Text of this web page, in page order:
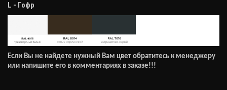
L - Гофр
Если Вы не найдете нужный Вам цвет обратитесь к менеджеру
или напишите его в комментариях в заказе!!!